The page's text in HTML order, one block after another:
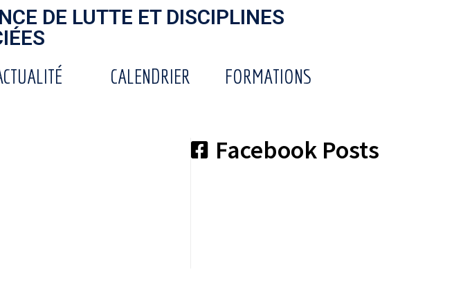
DE LUTTE ET DISCIPLINES
CALENDRIER FORMATIONS
Facebook Posts